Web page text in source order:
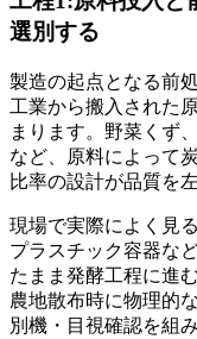
選別する
製造の起点となる前
工業から搬入された
まります。野菜くず
など、原料によって
比率の設計が品質を
現場で実際によく見
プラスチック容器な
たまま発酵工程に進
農地散布時に物理的
別機・目視確認を組